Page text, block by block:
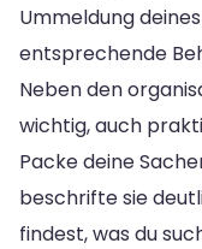
Ummeldung
entsprechende
Neben den
wichtig, auch
Packe deine
beschrifte sie
findest, was du